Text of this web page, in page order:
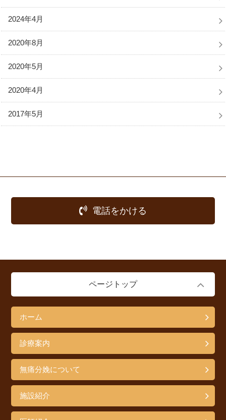
2024年4月
2020年8月
2020年5月
2020年4月
2017年5月
電話をかける
ページトップ
ホーム
診療案内
無痛分娩について
施設紹介